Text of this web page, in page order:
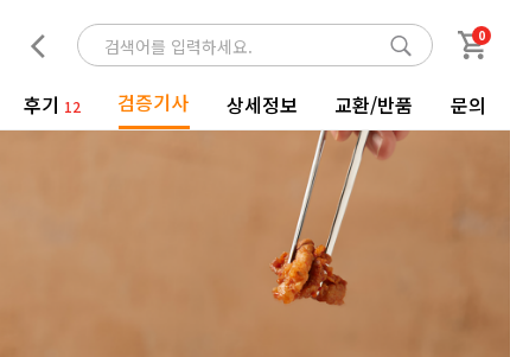
0
후기 12 검증기사 상세정보 교환/반품 문의